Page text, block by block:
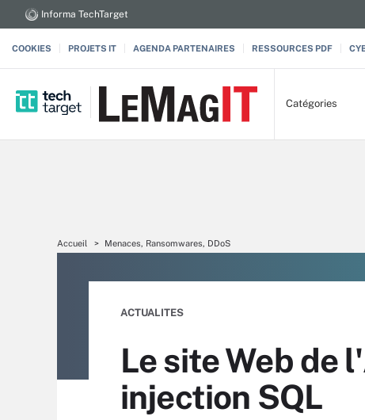
Informa TechTarget
COOKIES PROJETS IT AGENDA PARTENAIRES RESSOURCES PDF
Catégories
Accueil Menaces, Ransomwares, DDoS
ACTUALITES
Le site Web de
injection SQL